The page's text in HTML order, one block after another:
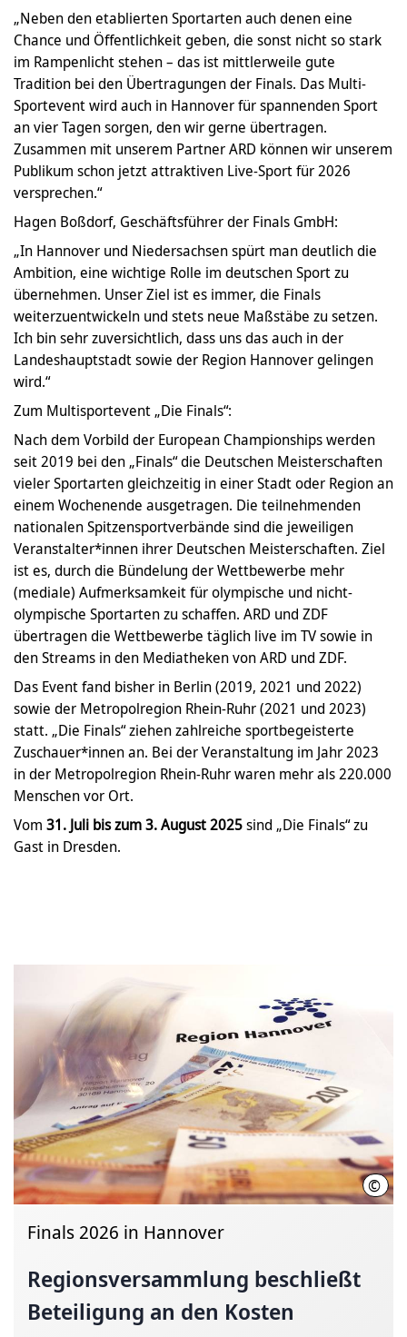
„Neben den etablierten Sportarten auch denen eine
Chance und Öffentlichkeit geben, die sonst nicht so stark
im Rampenlicht stehen – das ist mittlerweile gute
Tradition bei den Übertragungen der Finals. Das Multi-
Sportevent wird auch in Hannover für spannenden Sport
an vier Tagen sorgen, den wir gerne übertragen.
Zusammen mit unserem Partner ARD können wir unserem
Publikum schon jetzt attraktiven Live-Sport für 2026
versprechen.“
Hagen Boßdorf, Geschäftsführer der Finals GmbH:
„In Hannover und Niedersachsen spürt man deutlich die
Ambition, eine wichtige Rolle im deutschen Sport zu
übernehmen. Unser Ziel ist es immer, die Finals
weiterzuentwickeln und stets neue Maßstäbe zu setzen.
Ich bin sehr zuversichtlich, dass uns das auch in der
Landeshauptstadt sowie der Region Hannover gelingen
wird.“
Zum Multisportevent „Die Finals“:
Nach dem Vorbild der European Championships werden
seit 2019 bei den „Finals“ die Deutschen Meisterschaften
vieler Sportarten gleichzeitig in einer Stadt oder Region an
einem Wochenende ausgetragen. Die teilnehmenden
nationalen Spitzensportverbände sind die jeweiligen
Veranstalter*innen ihrer Deutschen Meisterschaften. Ziel
ist es, durch die Bündelung der Wettbewerbe mehr
(mediale) Aufmerksamkeit für olympische und nicht-
olympische Sportarten zu schaffen. ARD und ZDF
übertragen die Wettbewerbe täglich live im TV sowie in
den Streams in den Mediatheken von ARD und ZDF.
Das Event fand bisher in Berlin (2019, 2021 und 2022)
sowie der Metropolregion Rhein-Ruhr (2021 und 2023)
statt. „Die Finals“ ziehen zahlreiche sportbegeisterte
Zuschauer*innen an. Bei der Veranstaltung im Jahr 2023
in der Metropolregion Rhein-Ruhr waren mehr als 220.000
Menschen vor Ort.
Vom 31. Juli bis zum 3. August 2025sind „Die Finals“ zu
Gast in Dresden.
©
Finals 2026 in Hannover
Regions­ver­samm­lung be­schließt
Beteili­gung an den Kosten